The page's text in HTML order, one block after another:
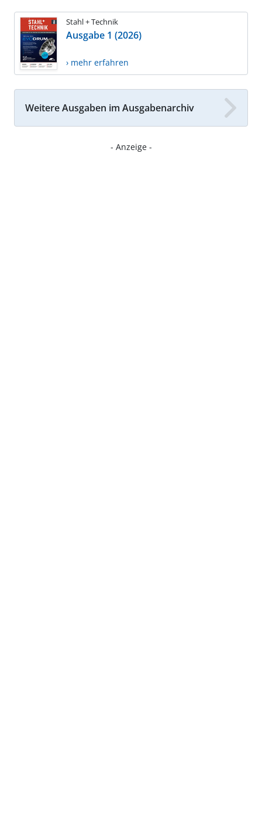
Stahl + Technik
Ausgabe 1 (2026)
› mehr erfahren
Weitere Ausgaben im Ausgabenarchiv
- Anzeige -